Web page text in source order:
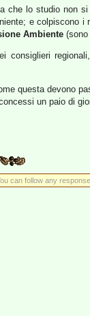
che lo studio non si
e colpiscono i
Ambiente
questa devono
un paio di
can follow any